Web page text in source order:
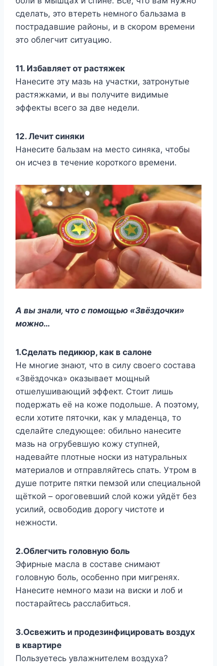
сделать, это втереть немного бальзама в
пострадавшие районы, и в скором времени
это облегчит ситуацию.
11. Избавляет от растяжек
Нанесите эту мазь на участки, затронутые
растяжками, и вы получите видимые
эффекты всего за две недели.
12. Лечит синяки
Нанесите бальзам на место синяка, чтобы
он исчез в течение короткого времени.
А вы знали, что с помощью «Звёздочки»
можно…
1.Сделать педикюр, как в салоне
Не многие знают, что в силу своего состава
«Звёздочка» оказывает мощный
отшелушивающий эффект. Стоит лишь
подержать её на коже подольше. А поэтому,
если хотите пяточки, как у младенца, то
сделайте следующее: обильно нанесите
мазь на огрубевшую кожу ступней,
надевайте плотные носки из натуральных
материалов и отправляйтесь спать. Утром в
душе потрите пятки пемзой или специальной
щёткой – ороговевший слой кожи уйдёт без
усилий, освободив дорогу чистоте и
нежности.
2.Облегчить головную боль
Эфирные масла в составе снимают
головную боль, особенно при мигренях.
Нанесите немного мази на виски и лоб и
постарайтесь расслабиться.
3.Освежить и продезинфицировать воздух
в квартире
Пользуетесь увлажнителем воздуха?